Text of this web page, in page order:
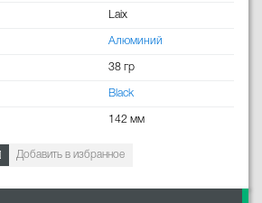
Laix
Алюминий
38 гр
Black
142 мм
Добавить в избранное